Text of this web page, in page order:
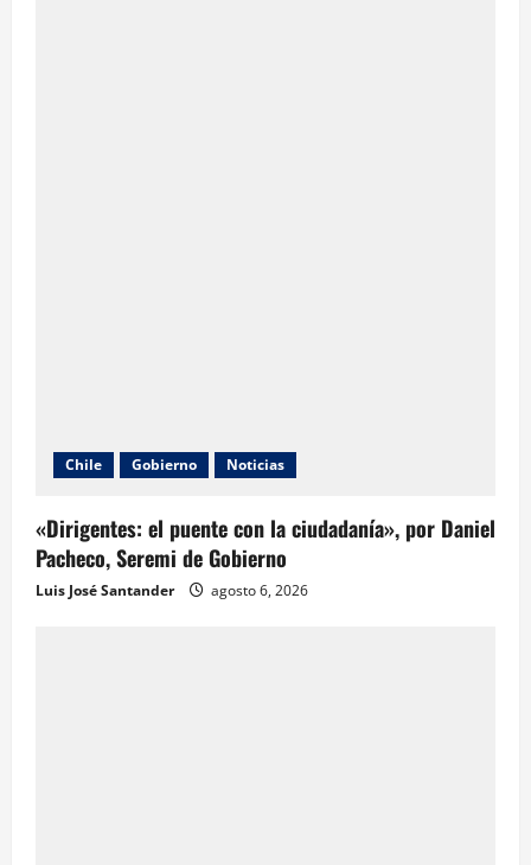
Chile Gobierno Noticias
«Dirigentes: el puente con la ciudadanía», por Daniel
Pacheco, Seremi de Gobierno
Luis José Santander agosto 6, 2026